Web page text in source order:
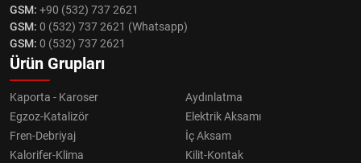
GSM: +90 (532) 737 2621
GSM: 0 (532) 737 2621 (Whatsapp)
GSM: 0 (532) 737 2621
Ürün Grupları
Kaporta - Karoser
Aydınlatma
Egzoz-Katalizör
Elektrik Aksamı
Fren-Debriyaj
İç Aksam
Kalorifer-Klima
Kilit-Kontak